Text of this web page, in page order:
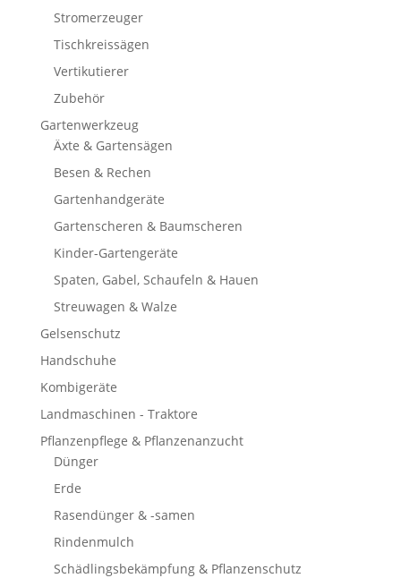
Stromerzeuger
Tischkreissägen
Vertikutierer
Zubehör
Gartenwerkzeug
Äxte & Gartensägen
Besen & Rechen
Gartenhandgeräte
Gartenscheren & Baumscheren
Kinder-Gartengeräte
Spaten, Gabel, Schaufeln & Hauen
Streuwagen & Walze
Gelsenschutz
Handschuhe
Kombigeräte
Landmaschinen - Traktore
Pflanzenpflege & Pflanzenanzucht
Dünger
Erde
Rasendünger & -samen
Rindenmulch
Schädlingsbekämpfung & Pflanzenschutz